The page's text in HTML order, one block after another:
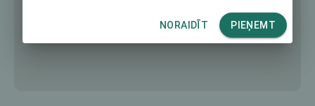
NORAIDĪT PIEŅEMT